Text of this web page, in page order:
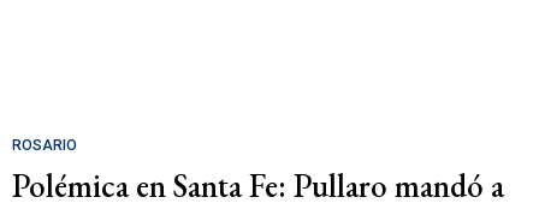
ROSARIO
Polémica en Santa Fe: Pullaro mandó a